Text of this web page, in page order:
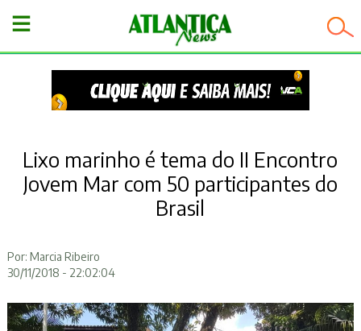
−
Lixo marinho é tema do II Encontro
Jovem Mar com 50 participantes do
Brasil
Por: Marcia Ribeiro
30/11/2018 - 22:02:04